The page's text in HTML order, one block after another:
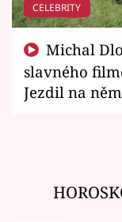
CELEBRITY
slavného
Jezdil na